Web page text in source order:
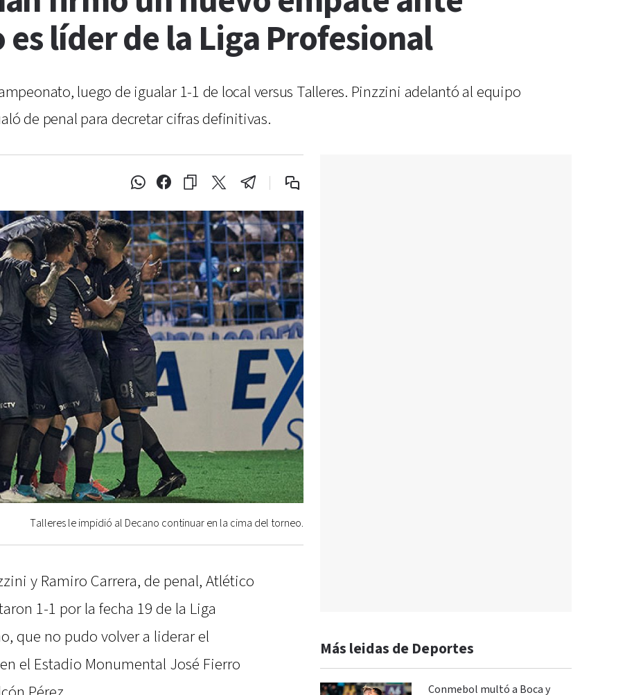
es líder de la Liga Profesional
luego de igualar 1-1 de local versus Talleres. Pinzzini adelantó al equipo
de penal para decretar cifras definitivas.
Talleres le impidió al Decano continuar en la cima del torneo.
y Ramiro Carrera, de penal, Atlético
1-1 por la fecha 19 de la Liga
que no pudo volver a liderar el
el Estadio Monumental José Fierro
Más leidas de Deportes
Conmebol multó a Boca y